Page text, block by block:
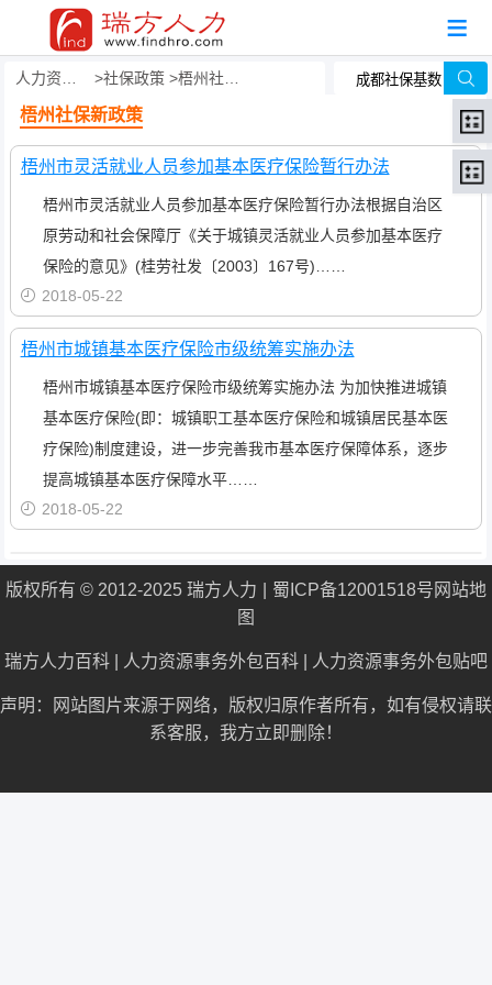
社保政策 梧州社保新政策
梧州社保新政策
梧州市灵活就业人员参加基本医疗保险暂行办法
梧州市灵活就业人员参加基本医疗保险暂行办法根据自治区
原劳动和社会保障厅《关于城镇灵活就业人员参加基本医疗
保险的意见》(桂劳社发〔2003〕167号)……
2018-05-22
梧州市城镇基本医疗保险市级统筹实施办法
梧州市城镇基本医疗保险市级统筹实施办法 为加快推进城镇
基本医疗保险(即：城镇职工基本医疗保险和城镇居民基本医
疗保险)制度建设，进一步完善我市基本医疗保障体系，逐步
提高城镇基本医疗保障水平……
2018-05-22
版权所有 © 2012-2025 瑞方人力 蜀ICP备12001518号 网站地
图
瑞方人力百科 人力资源事务外包百科 人力资源事务外包贴吧
声明：网站图片来源于网络，版权归原作者所有，如有侵权请联
系客服，我方立即删除！